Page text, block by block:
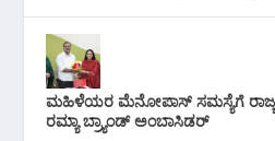
ಮಹಿಳೆಯರ ಮೆನೋಪಾಸ್ ಸಮಸ್ಯೆಗೆ ರಾಜ್ಯ
ರಮ್ಯಾ ಬ್ರ್ಯಾಂಡ್ ಅಂಬಾಸಿಡರ್